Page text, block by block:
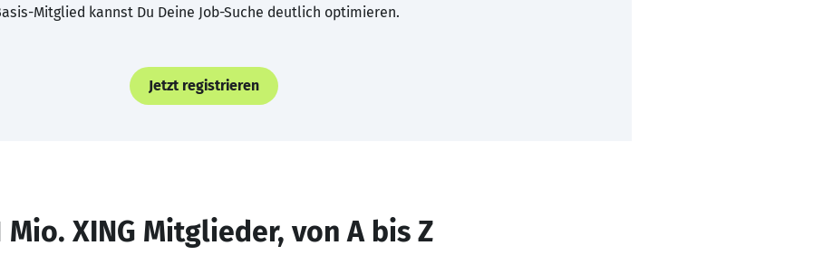
Mitglied kannst Du Deine Job-Suche deutlich optimieren.
Jetzt registrieren
Mio. XING Mitglieder, von A bis Z